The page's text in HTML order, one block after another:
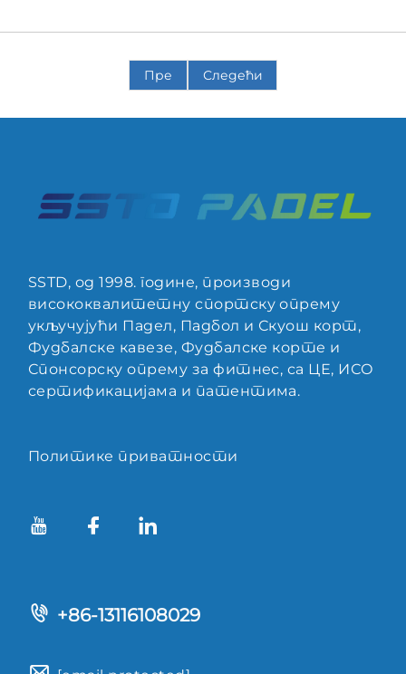
Пре Следећи
SSTD, од 1998. године, производи
висококвалитетну спортску опрему
укључујући Падел, Падбол и Скуош корт,
Фудбалске кавезе, Фудбалске корте и
Спонсорску опрему за фитнес, са ЦЕ, ИСО
сертификацијама и патентима.
Политике приватности
+86-13116108029